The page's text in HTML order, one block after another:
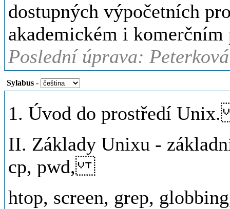
dostupných výpočetních
akademickém i
Poslední úprava:
Sylabus -
1. Úvod do prostředí
II. Základy Unixu -
cp, pwd,
htop, screen, grep,